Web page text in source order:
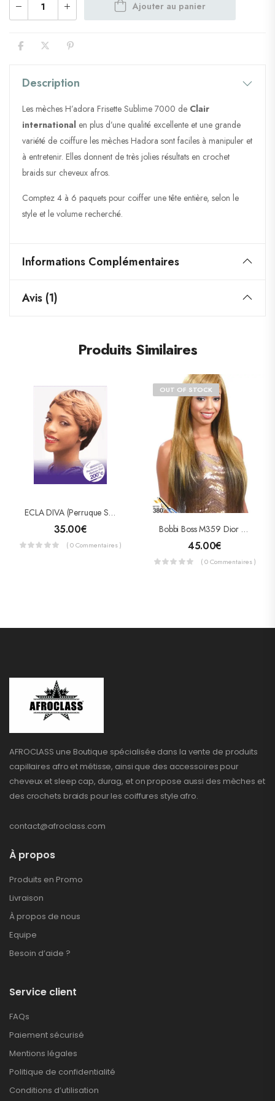
Ajouter au panier
Description
Les mèches H’adora Frisette Sublime 7000 de Clair
international en plus d’une qualité excellente et une grande
variété de coiffure les mèches Hadora sont faciles à manipuler et
à entretenir. Elles donnent de très jolies résultats en crochet
braids sur cheveux afros.
Comptez 4 à 6 paquets pour coiffer une tête entière, selon le
style et le volume recherché.
Informations Complémentaires
Avis (1)
Produits Similaires
ECLA DIVA (Perruque Semi-Naturelle)
35.00€
( 0 Commentaires )
OUT OF STOCK
Bobbi Boss M359 Dior Perruque Semi-Naturelle
45.00€
( 0 Commentaires )
AFROCLASS une Boutique spécialisée dans la vente de produits
capillaires afro et métisse, ainsi que des accessoires pour
cheveux et sleep cap, durag, et on propose aussi des mèches et
des crochets braids pour les coiffures style afro.
contact@afroclass.com
À propos
Produits en Promo
Livraison
À propos de nous
Equipe
Besoin d’aide ?
Service client
FAQs
Paiement sécurisé
Mentions légales
Politique de confidentialité
Conditions d’utilisation